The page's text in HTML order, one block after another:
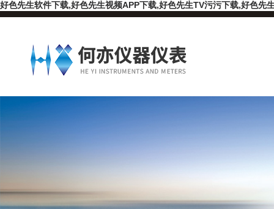
好色先生软件下载,好色先生视频APP下载,好色先生TV污污下载,好色先